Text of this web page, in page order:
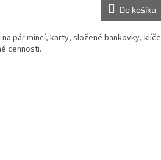
Do košíku
na pár mincí, karty, složené bankovky, klíče
cennosti.